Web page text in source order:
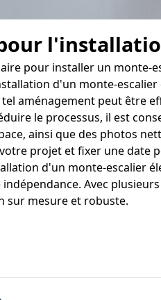
pour installer un monte-
d'un monte-
aménagement peut être
le processus, il est
ainsi que des photos
projet et fixer une date
d'un monte-escalier
Avec
sur mesure et robuste.